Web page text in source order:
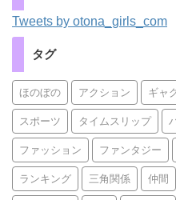
Tweets by otona_girls_com
タグ
ほのぼの アクション ギャ
スポーツ タイムスリップ
ファッション ファンタジー
ランキング 三角関係 仲間